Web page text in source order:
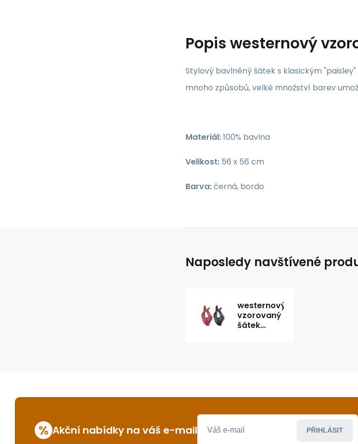
Popiswesternový
Stylový bavlněný šátek s klasickým
mnoho způsobů, velké množství barev
Materiál:100% bavlna
Velikost: 56 x 56 cm
Barva:černá, bordo
Naposledy navštívené
westernový
vzorovaný
šátek
% Akční nabídky na váš e-mail PŘIHLÁSIT